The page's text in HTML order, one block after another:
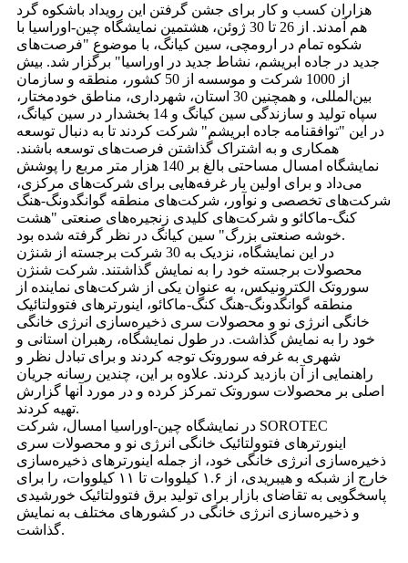
هزاران کسب و کار برای جشن گرفتن این رویداد باشکوه گرد
هم آمدند. از 26 تا 30 ژوئن، هشتمین نمایشگاه چین-اوراسیا با
شکوه تمام در ارومچی، سین کیانگ، با موضوع "فرصت‌های
جدید در جاده ابریشم، نشاط جدید در اوراسیا" برگزار شد. بیش
از 1000 شرکت و موسسه از 50 کشور، منطقه و سازمان
بین‌المللی، و همچنین 30 استان، شهرداری، مناطق خودمختار،
سپاه تولید و سازندگی سین کیانگ و 14 بخشدار در سین کیانگ،
در این "توافقنامه جاده ابریشم" شرکت کردند تا به دنبال توسعه
همکاری و به اشتراک گذاشتن فرصت‌های توسعه باشند.
نمایشگاه امسال مساحتی بالغ بر 140 هزار متر مربع را پوشش
می‌داد و برای اولین بار غرفه‌هایی برای شرکت‌های مرکزی،
شرکت‌های تخصصی و نوآور، شرکت‌های منطقه گوانگدونگ-هنگ
کنگ-ماکائو و شرکت‌های کلیدی زنجیره‌های صنعتی "هشت
خوشه صنعتی بزرگ" سین کیانگ در نظر گرفته شده بود.
در این نمایشگاه، نزدیک به 30 شرکت برجسته از شنژن
محصولات برجسته خود را به نمایش گذاشتند. شرکت شنژن
سوروتک الکترونیکس، به عنوان یکی از شرکت‌های نماینده از
منطقه گوانگدونگ-هنگ کنگ-ماکائو، اینورترهای فتوولتائیک
خانگی انرژی نو و محصولات سری ذخیره‌سازی انرژی خانگی
خود را به نمایش گذاشت. در طول نمایشگاه، رهبران استانی و
شهری به غرفه سوروتک توجه کردند و برای تبادل نظر و
راهنمایی از آن بازدید کردند. علاوه بر این، چندین رسانه جریان
اصلی بر محصولات سوروتک تمرکز کرده و در مورد آنها گزارش
تهیه کردند.
در نمایشگاه چین-اوراسیا امسال، شرکت SOROTEC
اینورترهای فتوولتائیک خانگی انرژی نو و محصولات سری
ذخیره‌سازی انرژی خانگی خود، از جمله اینورترهای ذخیره‌سازی
خارج از شبکه و هیبریدی، از ۱.۶ کیلووات تا ۱۱ کیلووات، را برای
پاسخگویی به تقاضای بازار برای تولید برق فتوولتائیک خورشیدی
و ذخیره‌سازی انرژی خانگی در کشورهای مختلف به نمایش
گذاشت.